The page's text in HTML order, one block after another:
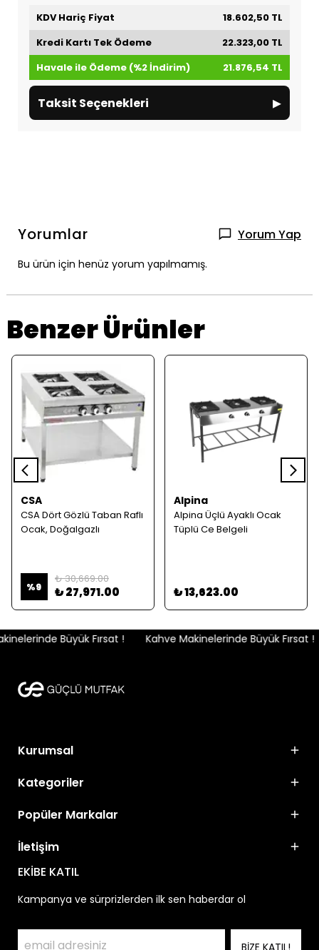
KDV Hariç Fiyat
18.602,50 TL
Kredi Kartı Tek Ödeme
22.323,00 TL
Havale ile Ödeme (%2 İndirim)
21.876,54 TL
Taksit Seçenekleri ▸
Yorumlar Yorum Yap
Bu ürün için henüz yorum yapılmamış.
Benzer Ürünler
CSA
CSA Dört Gözlü Taban Raflı
Ocak, Doğalgazlı
%9
₺ 30,669.00
₺ 27,971.00
Alpina
Alpina Üçlü Ayaklı Ocak
Tüplü Ce Belgeli
₺ 13,623.00
Büyük Fırsat ! Kahve Makinelerinde Büyük Fırsat !
Kurumsal
Kategoriler
Popüler Markalar
İletişim
EKİBE KATIL
Kampanya ve sürprizlerden ilk sen haberdar ol
BİZE KATIL!